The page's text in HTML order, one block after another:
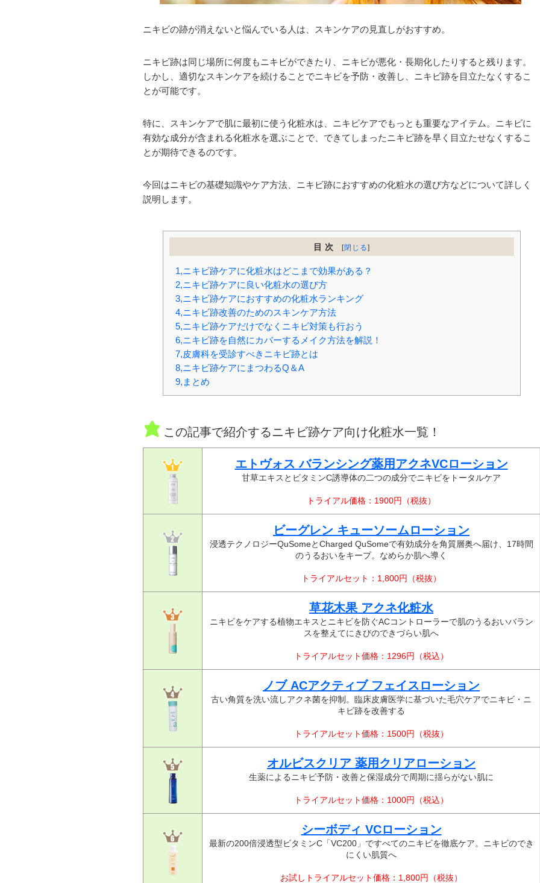
ニキビの跡が消えないと悩んでいる人は、スキンケアの見直しがおすすめ。
ニキビ跡は同じ場所に何度もニキビができたり、ニキビが悪化・長期化したりすると残ります。
しかし、適切なスキンケアを続けることでニキビを予防・改善し、ニキビ跡を目立たなくするこ
とが可能です。
特に、スキンケアで肌に最初に使う化粧水は、ニキビケアでもっとも重要なアイテム。ニキビに
有効な成分が含まれる化粧水を選ぶことで、できてしまったニキビ跡を早く目立たせなくするこ
とが期待できるのです。
今回はニキビの基礎知識やケア方法、ニキビ跡におすすめの化粧水の選び方などについて詳しく
説明します。
目次 [閉じる]
1,ニキビ跡ケアに化粧水はどこまで効果がある？
2,ニキビ跡ケアに良い化粧水の選び方
3,ニキビ跡ケアにおすすめの化粧水ランキング
4,ニキビ跡改善のためのスキンケア方法
5,ニキビ跡ケアだけでなくニキビ対策も行おう
6,ニキビ跡を自然にカバーするメイク方法を解説！
7,皮膚科を受診すべきニキビ跡とは
8,ニキビ跡ケアにまつわるQ＆A
9,まとめ
この記事で紹介するニキビ跡ケア向け化粧水一覧！
エトヴォス バランシング薬用アクネVCローション
甘草エキスとビタミンC誘導体の二つの成分でニキビをトータルケア
トライアル価格：1900円（税抜）
ビーグレン キューソームローション
浸透テクノロジーQuSomeとCharged QuSomeで有効成分を角質層奥へ届け、17時間
のうるおいをキープ。なめらか肌へ導く
トライアルセット：1,800円（税抜）
草花木果 アクネ化粧水
ニキビをケアする植物エキスとニキビを防ぐACコントローラーで肌のうるおいバラン
スを整えてにきびのできづらい肌へ
トライアルセット価格：1296円（税込）
ノブ ACアクティブ フェイスローション
古い角質を洗い流しアクネ菌を抑制。臨床皮膚医学に基づいた毛穴ケアでニキビ・ニ
キビ跡を改善する
トライアルセット価格：1500円（税抜）
オルビスクリア 薬用クリアローション
生薬によるニキビ予防・改善と保湿成分で周期に揺らがない肌に
トライアルセット価格：1000円（税込）
シーボディ VCローション
最新の200倍浸透型ビタミンC「VC200」ですべてのニキビを徹底ケア。ニキビのでき
にくい肌質へ
お試しトライアルセット価格：1,800円（税抜）